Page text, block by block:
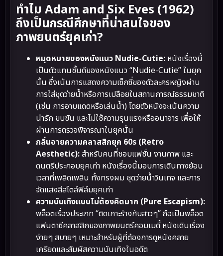
ทำไม Adam and Six Eves (1962)
ถึงเป็นกรณีศึกษาที่น่าสนใจของ
ภาพยนตร์ยุคเก่า?
หมุดหมายของหนังแนว Nudie-Cutie: หนังเรื่องนี้
เป็นตัวแทนชั้นดีของหนังแนว “Nudie-Cutie” ในยุค
นั้น ซึ่งเน้นการแสดงความเซ็กซี่ของตัวละครหญิงผ่าน
การใส่ชุดว่ายน้ำหรือการเปลือยในสถานการณ์ธรรมชาติ
(เช่น การอาบแดดหรือเล่นน้ำ) โดยตัวหนังจะเน้นความ
น่ารัก ขบขัน และไม่ใช้ความรุนแรงหรืออนาจาร เพื่อให้
ผ่านการตรวจพิจารณาในยุคนั้น
กลิ่นอายความคลาสสิกยุค 60s (Retro
Aesthetic):สำหรับคนที่ชอบแฟชั่น งานภาพ และ
ดนตรีประกอบยุคเก่า หนังเรื่องนี้มอบการเดินทางย้อน
เวลาที่เพลิดเพลิน ทั้งทรงผม ชุดว่ายน้ำวินเทจ และการ
จัดแสงสีสไตล์ฟิล์มยุคเก่า
ความบันเทิงแบบไม่ต้องคิดมาก (Pure Escapism):
พล็อตเรื่องประเภท “ติดเกาะร้างกับสาวๆ” ถือเป็นพล็อต
แฟนตาซีคลาสสิกของภาพยนตร์คอมเมดี้ หนังเดินเรื่อง
ง่ายๆ สบายๆ เหมาะสำหรับผู้ที่ต้องการดูหนังคลาย
เครียดและสัมผัสความบันเทิงในอดีต